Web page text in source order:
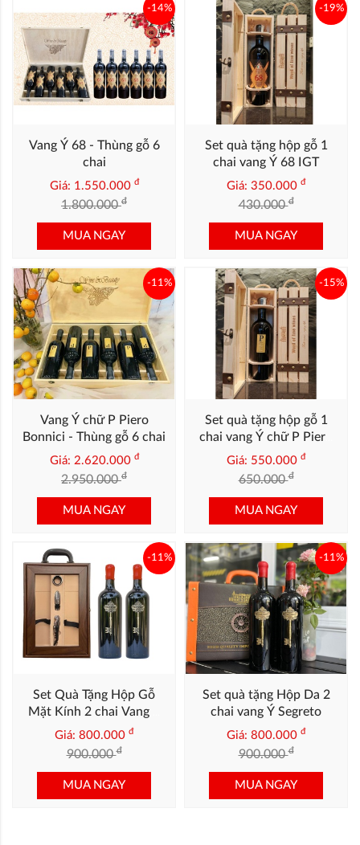
Vang Ý 68 - Thùng gỗ 6
chai
Giá: 1.550.000 đ
1.800.000đ
-14%
MUA NGAY
Set quà tặng hộp gỗ 1
chai vang Ý 68 IGT
Giá: 350.000 đ
430.000đ
-19%
MUA NGAY
Vang Ý chữ P Piero
Bonnici - Thùng gỗ 6 chai
Giá: 2.620.000 đ
2.950.000đ
-11%
MUA NGAY
Set quà tặng hộp gỗ 1
chai vang Ý chữ P Piero
Bonnici
Giá: 550.000 đ
650.000đ
-15%
MUA NGAY
Set Quà Tặng Hộp Gỗ
Mặt Kính 2 chai Vang Ý
Segreto
Giá: 800.000 đ
900.000đ
-11%
MUA NGAY
Set quà tặng Hộp Da 2
chai vang Ý Segreto
Giá: 800.000 đ
900.000đ
-11%
MUA NGAY